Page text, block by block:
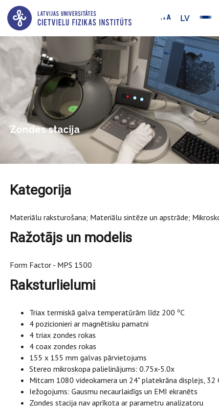
LV
Zondes stacija
Kategorija
Materiālu raksturošana; Materiālu sintēze un apstrāde;
Ražotājs un modelis
Form Factor - MPS 1500
Raksturlielumi
Triax termiskā galva temperatūrām līdz 200 oC
4 pozicionieri ar magnētisku pamatni
4 triax zondes rokas
4 coax zondes rokas
155 x 155 mm galvas pārvietojums
Stereo mikroskopa palielinājums: 0.75x-5.0x
Mitcam 1080 videokamera un 24" platekrāna displejs, 32
Iežogojums: Gausmu necaurlaidīgs un EMI ekranēts
Zondes stacija nav aprīkota ar parametru analizatoru